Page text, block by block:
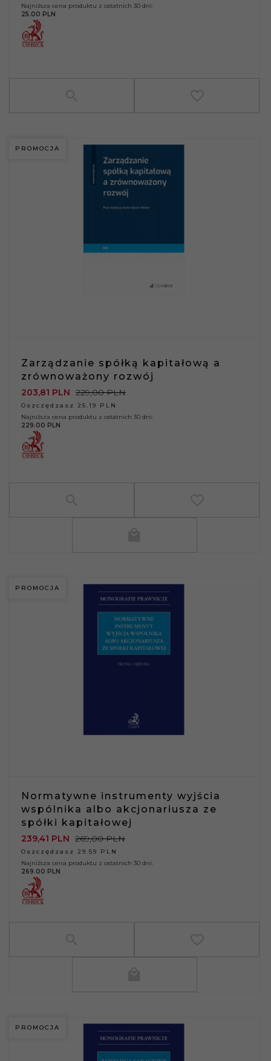
Najniższa cena produktu z ostatnich 30 dni:
25.00 PLN
PROMOCJA
Zarządzanie spółką kapitałową a
zrównoważony rozwój
203,81 PLN 229,00 PLN
Oszczędzasz 25.19 PLN
Najniższa cena produktu z ostatnich 30 dni:
229.00 PLN
PROMOCJA
Normatywne instrumenty wyjścia
wspólnika albo akcjonariusza ze
spółki kapitałowej
239,41 PLN 269,00 PLN
Oszczędzasz 29.59 PLN
Najniższa cena produktu z ostatnich 30 dni:
269.00 PLN
PROMOCJA